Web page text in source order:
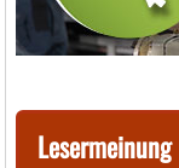
Lesermeinung